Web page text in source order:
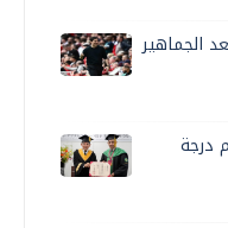
الجماهير
درجة